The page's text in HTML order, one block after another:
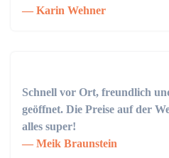
Karin Wehner
Schnell vor Ort, freundlich
geöffnet. Die Preise auf der
alles super!
Meik Braunstein